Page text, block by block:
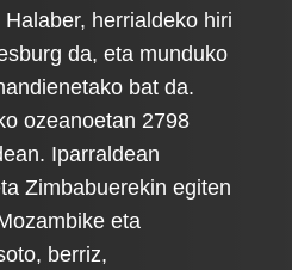
herrialdeko hiri
da, eta munduko
bat da.
ozeanoetan 2798
Iparraldean
Zimbabuerekin egiten
eta
berriz,